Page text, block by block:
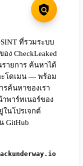
ที่รวมระบบ
ง CheckLeaked
ายการ ค้นหาได้
ะโดเมน — พร้อม
รค้นหาของเรา
พาร์ทเนอร์ของ
ในโปรเจกต์
GitHub